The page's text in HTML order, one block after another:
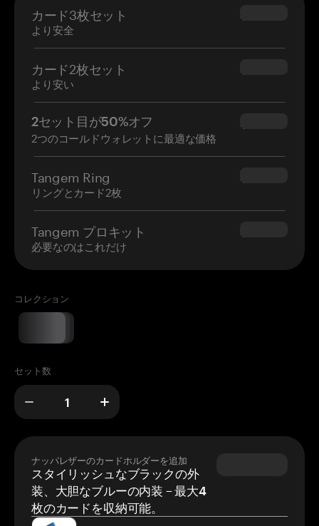
カード3枚セット
より安全
$69.90
カード2枚セット
より安い
$54.90
2セット目が50%オフ
2つのコールドウォレットに最適な価格
$34.95
Tangem Ring
リングとカード2枚
$160.00
Tangem プロキット
必要なのはこれだけ
$180.00
コレクション
セット数
ナッパレザーのカードホルダーを追加
スタイリッシュなブラックの外
装、大胆なブルーの内装 – 最大4
枚のカードを収納可能。